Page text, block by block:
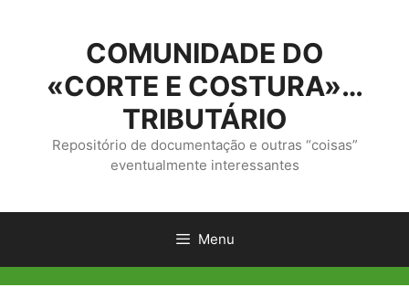
conteúdo
COMUNIDADE DO
«CORTE E COSTURA»…
TRIBUTÁRIO
Repositório de documentação e outras “coisas”
eventualmente interessantes
Menu